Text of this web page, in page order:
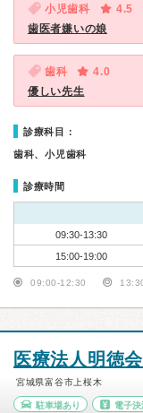
小児歯科
4.5
歯医者嫌いの娘
歯科
4.0
優しい先生
診療科目：
歯科、小児歯科
診療時間
09:30-13:30
15:00-19:00
09:00-12:30
医療法人明徳
宮城県富谷市上桜木
駐車場あり 電子決